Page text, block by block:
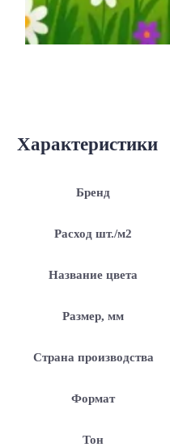
Характеристики
Бренд
Расход шт./м2
Название цвета
Размер, мм
Страна производства
Формат
Тон